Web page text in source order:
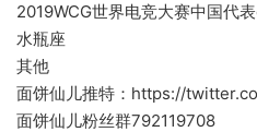
2019WCG世界电竞大赛中国代
水瓶座
其他
面饼仙儿推特：https://
面饼仙儿粉丝群792119708